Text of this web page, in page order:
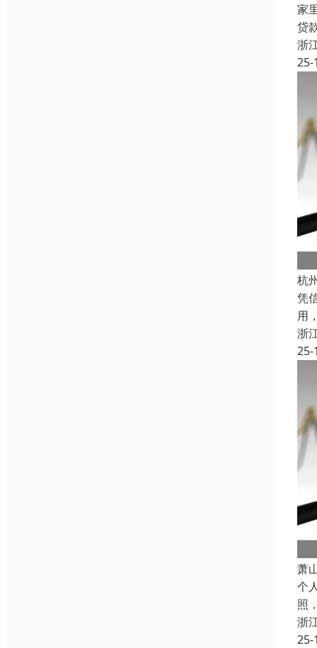
家
贷
浙
25-
杭
凭
用
浙
25-
萧
个
照
浙
25-